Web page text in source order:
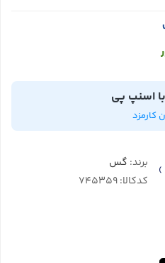
اسنپ پی
کارمزد
) برند: گس
کدکالا: